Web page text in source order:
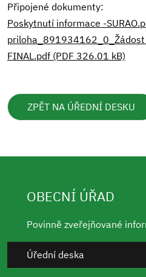
Připojené dokumenty:
Poskytnutí informace -
FINAL.pdf (PDF 326.01 kB)
ZPĚT NA ÚŘEDNÍ DESKU
OBECNÍ ÚŘAD
Povinně zveřejňované
Úřední deska